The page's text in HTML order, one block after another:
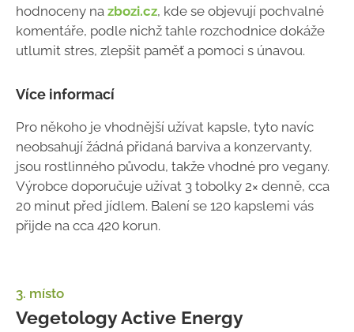
hodnoceny na zbozi.cz, kde se objevují pochvalné
komentáře, podle nichž tahle rozchodnice dokáže
utlumit stres, zlepšit paměť a pomoci s únavou.
Více informací
Pro někoho je vhodnější užívat kapsle, tyto navíc
neobsahují žádná přidaná barviva a konzervanty,
jsou rostlinného původu, takže vhodné pro vegany.
Výrobce doporučuje užívat 3 tobolky 2× denně, cca
20 minut před jídlem. Balení se 120 kapslemi vás
přijde na cca 420 korun.
3. místo
Vegetology Active Energy